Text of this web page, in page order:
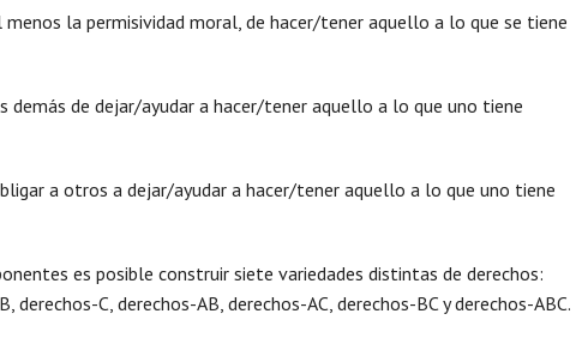
la permisividad moral, de hacer/tener aquello a lo que se tiene
demás de dejar/ayudar a hacer/tener aquello a lo que uno tiene
a otros a dejar/ayudar a hacer/tener aquello a lo que uno tiene
es posible construir siete variedades distintas de derechos:
derechos-C, derechos-AB, derechos-AC, derechos-BC y derechos-ABC.